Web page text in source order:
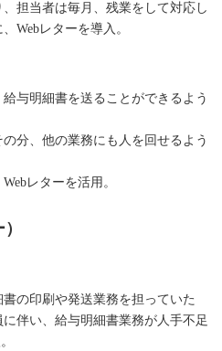
担当者は毎月、残業をして対応し
Webレターを導入。
与明細書を送ることができるよう
分、他の業務にも人を回せるよう
レターを活用。
の印刷や発送業務を担っていた
伴い、給与明細書業務が人手不足